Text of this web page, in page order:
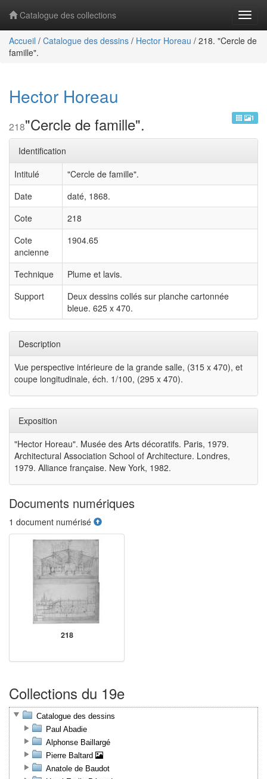
Catalogue des collections
Accueil / Catalogue des dessins / Hector Horeau / 218. "Cercle de
famille".
Hector Horeau
1
218"Cercle de famille".
Identification
Intitulé
"Cercle de famille".
Date
daté, 1868.
Cote
218
Cote
ancienne
1904.65
Technique
Plume et lavis.
Support
Deux dessins collés sur planche cartonnée
bleue. 625 x 470.
Description
Vue perspective intérieure de la grande salle, (315 x 470), et
coupe longitudinale, éch. 1/100, (295 x 470).
Exposition
"Hector Horeau". Musée des Arts décoratifs. Paris, 1979.
Architectural Association School of Architecture. Londres,
1979. Alliance française. New York, 1982.
Documents numériques
1 document numérisé
218
Collections du 19e
Catalogue des dessins
Paul Abadie
Alphonse Baillargé
Pierre Baltard
Anatole de Baudot